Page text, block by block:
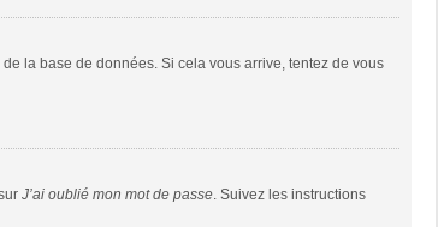
la base de données. Si cela vous arrive, tentez de vous
J’ai oublié mon mot de passe. Suivez les instructions